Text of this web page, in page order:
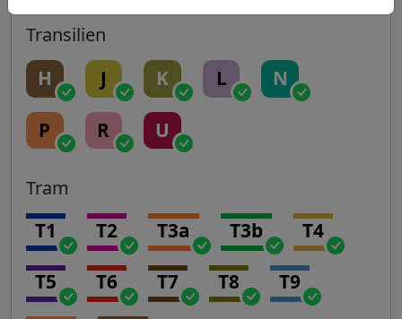
Transilien
H J K L N
P R U
Tram
T1 T2 T3a T3b T4
T5 T6 T7 T8 T9